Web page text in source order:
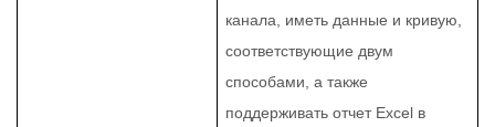
канала, иметь данные и кривую,
соответствующие двум
способами, а также
поддерживать отчет Excel в